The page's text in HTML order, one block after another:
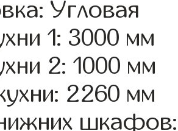
Угловая
1: 3000 мм
2: 1000 мм
2260 мм